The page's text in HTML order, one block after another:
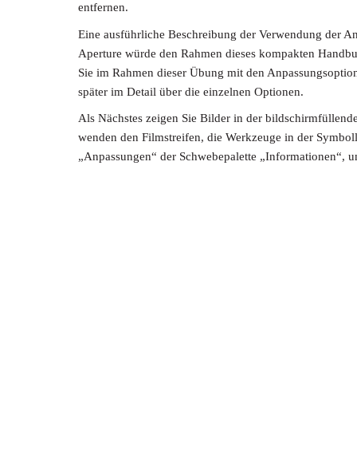
entfernen.
Eine ausführliche Beschreibung der Verwendung der
Aperture würde den Rahmen dieses kompakten
Sie im Rahmen dieser Übung mit den
später im Detail über die einzelnen Optionen.
Als Nächstes zeigen Sie Bilder in der
wenden den Filmstreifen, die Werkzeuge in der
„Anpassungen“ der Schwebepalette „Informationen“,